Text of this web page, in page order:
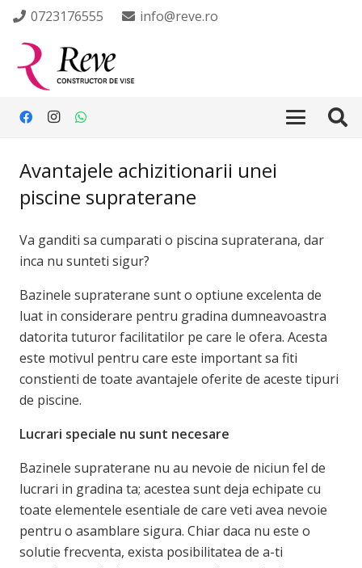
0723176555 info@reve.ro
Avantajele achizitionarii unei
piscine supraterane
Va ganditi sa cumparati o piscina supraterana, dar
inca nu sunteti sigur?
Bazinele supraterane sunt o optiune excelenta de
luat in considerare pentru gradina dumneavoastra
datorita tuturor facilitatilor pe care le ofera. Acesta
este motivul pentru care este important sa fiti
constienti de toate avantajele oferite de aceste tipuri
de piscine.
Lucrari speciale nu sunt necesare
Bazinele supraterane nu au nevoie de niciun fel de
lucrari in gradina ta; acestea sunt deja echipate cu
toate elementele esentiale de care veti avea nevoie
pentru o asamblare sigura. Chiar daca nu este o
solutie frecventa, exista posibilitatea de a-ti